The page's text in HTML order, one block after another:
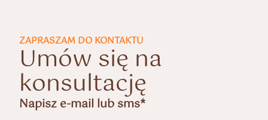
ZAPRASZAM DO KONTAKTU
Umów się na
konsultację
Napisz e-mail lub sms*